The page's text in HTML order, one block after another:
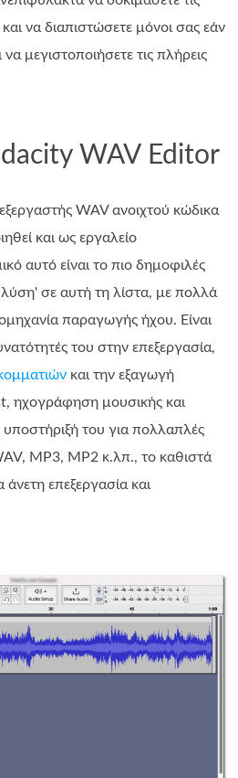
να διαπιστώσετε μόνοι σας εάν
μεγιστοποιήσετε τις πλήρεις
WAV Editor
WAV ανοιχτού κώδικα
και ως εργαλείο
αυτό είναι το πιο δημοφιλές
λύση' σε αυτή τη λίστα, με πολλά
παραγωγής ήχου. Είναι
του στην επεξεργασία,
και την εξαγωγή
ηχογράφηση μουσικής και
του για πολλαπλές
MP3, MP2 κ.λπ., το καθιστά
άνετη επεξεργασία και